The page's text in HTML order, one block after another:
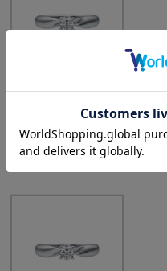
選択中のテクスチ